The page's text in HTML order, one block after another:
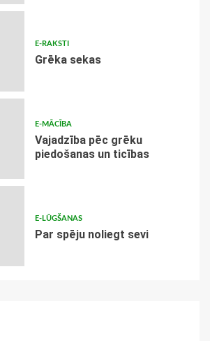
E-RAKSTI
Grēka sekas
E-MĀCĪBA
Vajadzība pēc grēku
piedošanas un ticības
E-LŪGŠANAS
Par spēju noliegt sevi